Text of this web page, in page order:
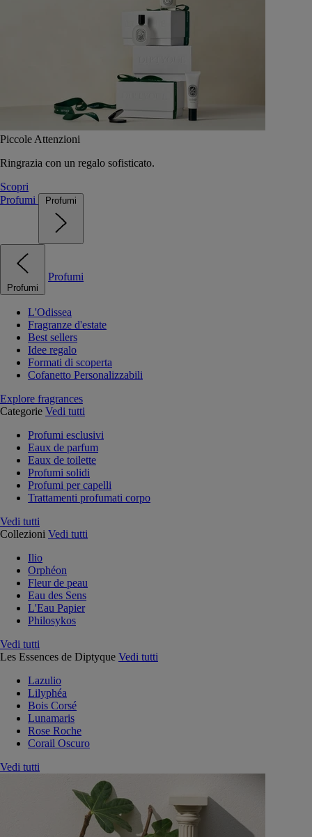
Piccole Attenzioni
Ringrazia con un regalo sofisticato.
Scopri
Profumi
Profumi
Profumi
Profumi
L'Odissea
Fragranze d'estate
Best sellers
Idee regalo
Formati di scoperta
Cofanetto Personalizzabili
Explore fragrances
Categorie Vedi tutti
Profumi esclusivi
Eaux de parfum
Eaux de toilette
Profumi solidi
Profumi per capelli
Trattamenti profumati corpo
Vedi tutti
Collezioni Vedi tutti
Ilio
Orphéon
Fleur de peau
Eau des Sens
L'Eau Papier
Philosykos
Vedi tutti
Les Essences de Diptyque Vedi tutti
Lazulio
Lilyphéa
Bois Corsé
Lunamaris
Rose Roche
Corail Oscuro
Vedi tutti